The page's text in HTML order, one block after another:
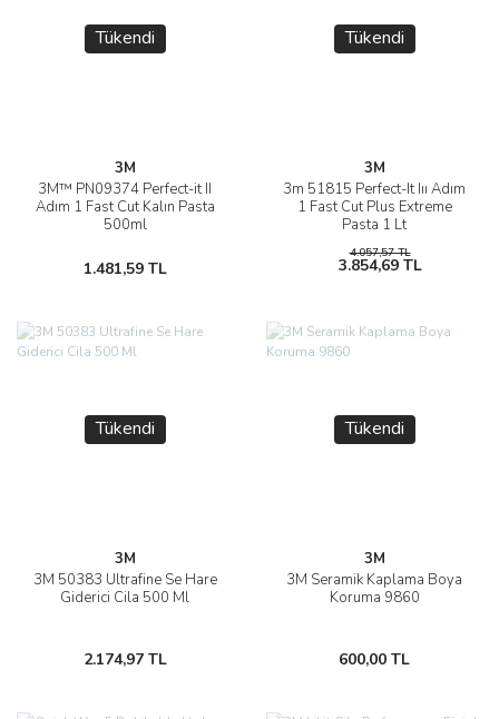
Tükendi
3M
3M™ PN09374 Perfect-it II
Adım 1 Fast Cut Kalın Pasta
500ml
1.481,59 TL
Tükendi
3M
3m 51815 Perfect-It Iıı Adım
1 Fast Cut Plus Extreme
Pasta 1 Lt
4.057,57 TL
3.854,69 TL
Tükendi
3M
3M 50383 Ultrafine Se Hare
Giderici Cila 500 Ml
2.174,97 TL
Tükendi
3M
3M Seramik Kaplama Boya
Koruma 9860
600,00 TL